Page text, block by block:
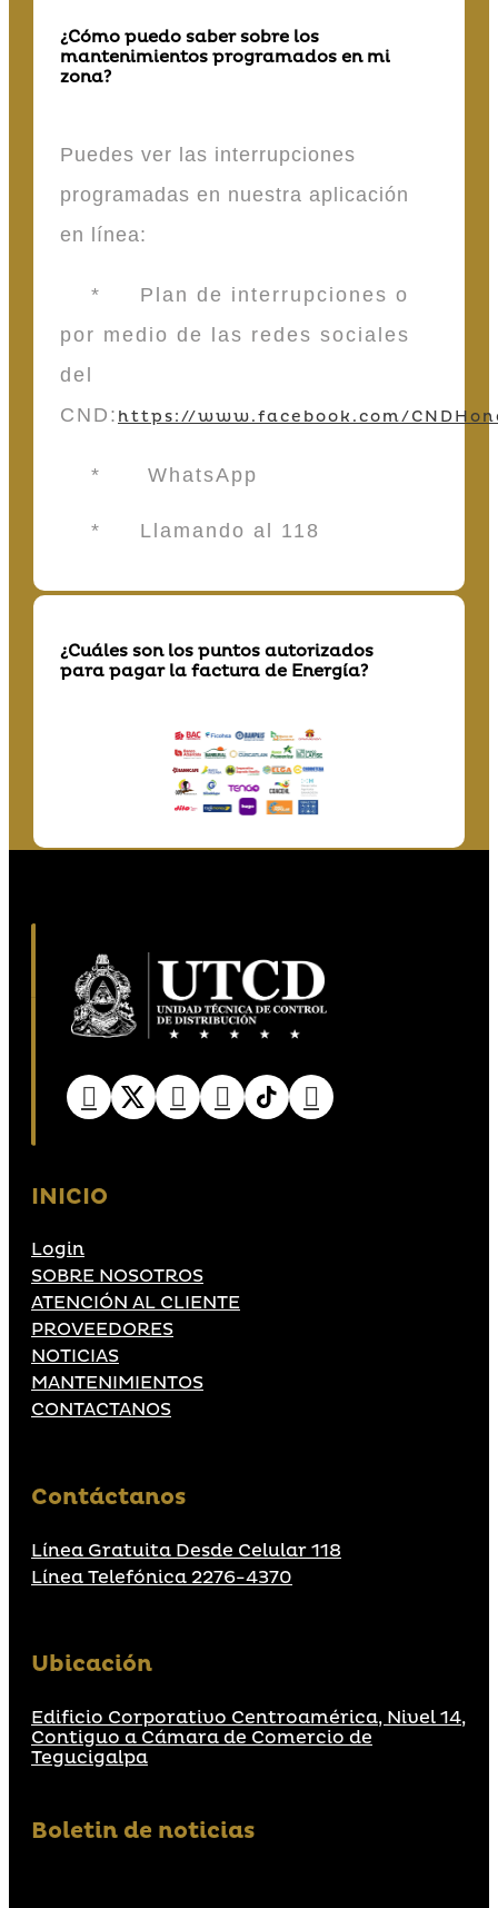
¿Cómo puedo saber sobre los
mantenimientos programados en mi
zona?
Puedes ver las interrupciones
programadas en nuestra aplicación
en línea:
* Plan de interrupciones o
por medio de las redes sociales
del
CND: https://www.facebook.com/
* WhatsApp
* Llamando al 118
¿Cuáles son los puntos autorizados
para pagar la factura de Energía?
INICIO
Login
SOBRE NOSOTROS
ATENCIÓN AL CLIENTE
PROVEEDORES
NOTICIAS
MANTENIMIENTOS
CONTACTANOS
Contáctanos
Línea Gratuita Desde Celular 118
Línea Telefónica 2276-4370
Ubicación
Edificio Corporativo Centroamérica, Nivel 14,
Contiguo a Cámara de Comercio de
Tegucigalpa
Boletin de noticias